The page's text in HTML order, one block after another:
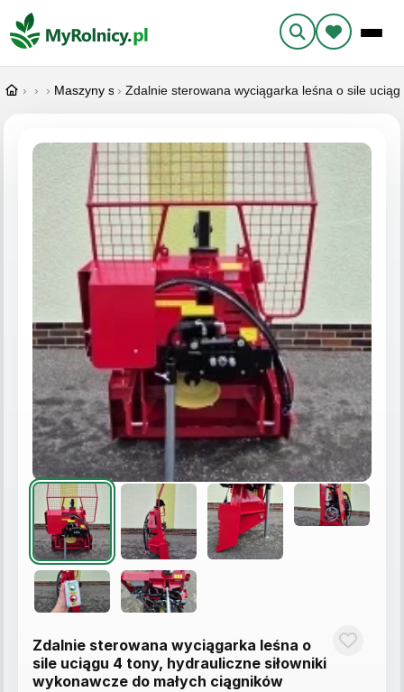
› Ogłoszenia
› Maszyny i narzędzia
› Maszyny specjalistyczne
› Zdalnie sterowana wyciągarka leśna o sile
Zdalnie sterowana wyciągarka leśna o
sile uciągu 4 tony, hydrauliczne siłowniki
wykonawcze do małych ciągników